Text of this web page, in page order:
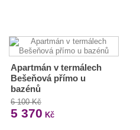
Apartmán v termálech
Bešeňová přímo u
bazénů
6 100 Kč
5 370 Kč